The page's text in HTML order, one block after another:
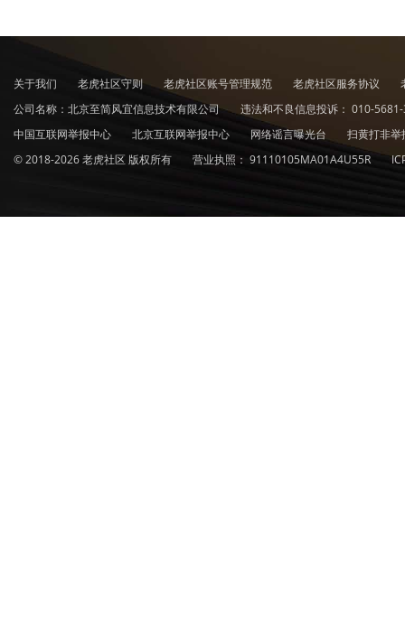
关于我们 老虎社区守则 老虎社区账号管理规范 老虎社区服务协议
公司名称：北京至简风宜信息技术有限公司
违法和不良信息投诉： 010-
中国互联网举报中心
北京互联网举报中心 网络谣言曝光台
扫黄打非
© 2018-2026 老虎社区 版权所有
营业执照： 91110105MA01A4U55R